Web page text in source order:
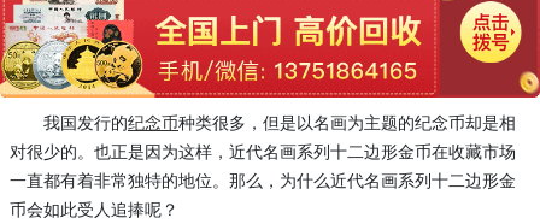
我国发行的纪念币种类很多，但是以名画为主题的纪念币却是相
对很少的。也正是因为这样，近代名画系列十二边形金币在收藏市场
一直都有着非常独特的地位。那么，为什么近代名画系列十二边形金
币会如此受人追捧呢？